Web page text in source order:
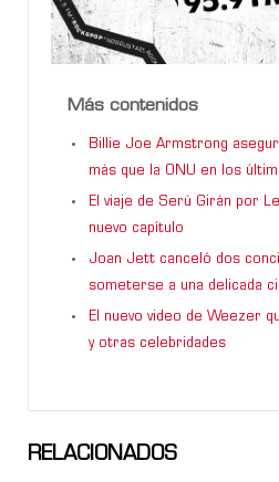
Más contenidos
Billie Joe Armstrong
más que la ONU en los
El viaje de Serú Girán por
nuevo capítulo
Joan Jett canceló dos
someterse a una delicada
El nuevo video de Weezer
y otras celebridades
RELACIONADOS